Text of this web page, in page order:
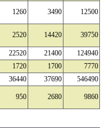
1260 3490 12500
2520 14420 39750
22520 21400
124940
1720 1700
7770
36440 37690 546490
950 2680 9860